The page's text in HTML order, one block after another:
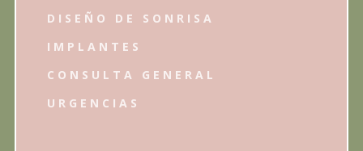
DISEÑO DE SONRISA
IMPLANTES
CONSULTA GENERAL
URGENCIAS